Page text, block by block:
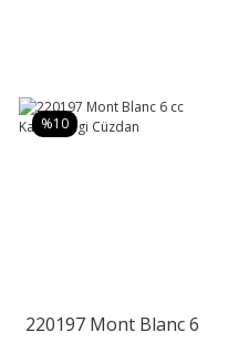
%10
220197 Mont Blanc 6